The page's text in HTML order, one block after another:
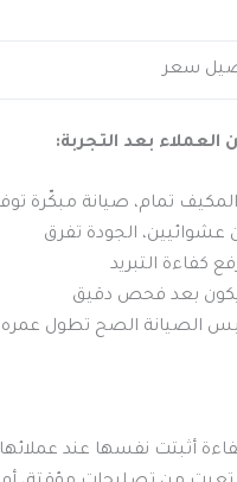
سعر
بعد التجربة:
تمام، صيانة مبكّرة
عشوائيين، الجودة تفرق
كفاءة التبريد
يكون بعد فحص دقيق
الصيانة الصح تطول عمره
أثبتت نفسها عند